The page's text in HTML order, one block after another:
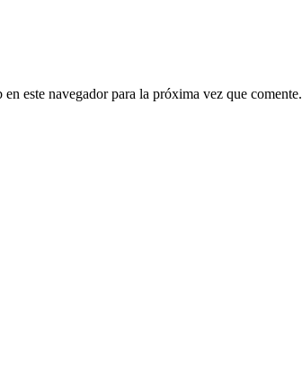
este navegador para la próxima vez que comente.